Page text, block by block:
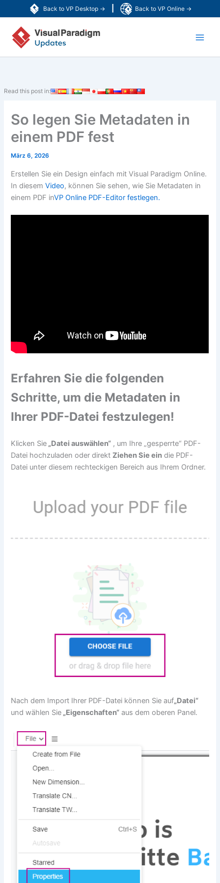
Back to VP Desktop → Back to VP Online →
Inhalt
springen
Read this post in:
So legen Sie Metadaten in
einem PDF fest
März 6, 2026
Erstellen Sie ein Design einfach mit Visual Paradigm Online.
In diesem Video, können Sie sehen, wie Sie Metadaten in
einem PDF inVP Online PDF-Editor festlegen.
Erfahren Sie die folgenden
Schritte, um die Metadaten in
Ihrer PDF-Datei festzulegen!
Klicken Sie „Datei auswählen“ , um Ihre „gesperrte“ PDF-
Datei hochzuladen oder direktZiehen Sie ein die PDF-
Datei unter diesem rechteckigen Bereich aus Ihrem Ordner.
Nach dem Import Ihrer PDF-Datei können Sie auf„Datei“
und wählen Sie „Eigenschaften“ aus dem oberen Panel.